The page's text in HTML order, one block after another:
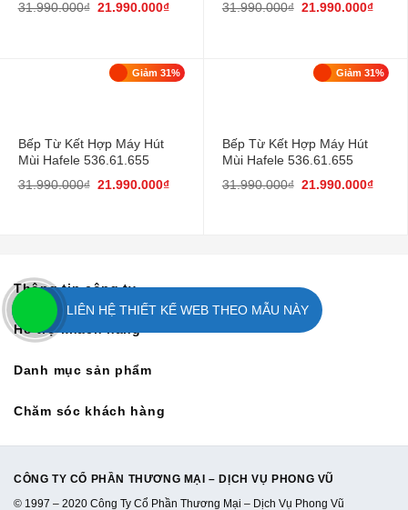
31.990.000₫ 21.990.000₫ 31.990.000₫ 21.990.000₫
Giảm 31%
Bếp Từ Kết Hợp Máy Hút
Mùi Hafele 536.61.655
31.990.000₫ 21.990.000₫
Giảm 31%
Bếp Từ Kết Hợp Máy Hút
Mùi Hafele 536.61.655
31.990.000₫ 21.990.000₫
Thông tin công ty
Hỗ trợ khách hàng
Danh mục sản phẩm
Chăm sóc khách hàng
CÔNG TY CỔ PHẦN THƯƠNG MẠI – DỊCH VỤ PHONG VŨ
© 1997 – 2020 Công Ty Cổ Phần Thương Mại – Dịch Vụ Phong Vũ
LIÊN HỆ THIẾT KẾ WEB THEO MẪU NÀY